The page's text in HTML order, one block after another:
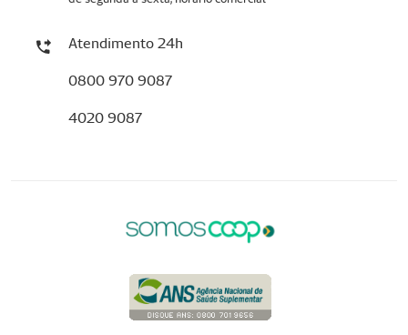
Atendimento 24h
0800 970 9087
4020 9087